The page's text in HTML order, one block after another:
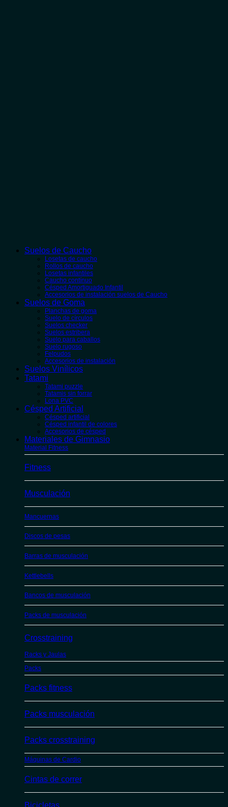
Suelos de Caucho
Losetas de caucho
Rollos de caucho
Losetas infantiles
Caucho contínuo
Césped Amortiguado Infantil
Accesorios de instalación suelos de Caucho
Suelos de Goma
Planchas de goma
Suelo de círculos
Suelos checker
Suelos estribera
Suelo para caballos
Suelo rugoso
Felpudos
Accesorios de instalación
Suelos Vinílicos
Tatami
Tatami puzzle
Tatamis sin forrar
Lona PVC
Césped Artificial
Césped artificial
Césped infantil de colores
Accesorios de césped
Materiales de Gimnasio
Material Fitness
Fitness
Musculación
Mancuernas
Discos de pesas
Barras de musculación
Kettlebells
Bancos de musculación
Packs de musculación
Crosstraining
Racks y Jaulas
Packs
Packs fitness
Packs musculación
Packs crosstraining
Máquinas de Cardio
Cintas de correr